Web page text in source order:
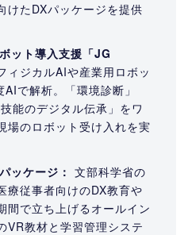
けたDXパッケージを提供
ット導入支援「JG
ィジカルAIや産業用ロボッ
で解析。「環境診断」
能のデジタル伝承」をワ
場のロボット受け入れを実
ッケージ： 文部科学省の
療従事者向けのDX教育や
間で立ち上げるオールイン
VR教材と学習管理システ